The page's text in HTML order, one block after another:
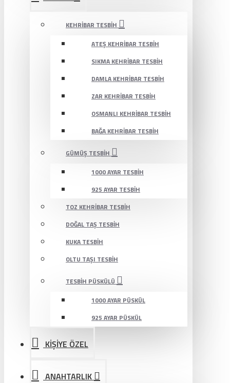
KEHRIBAR TESBIH
ATEŞ KEHRIBAR TESBIH
SIKMA KEHRIBAR TESBIH
DAMLA KEHRIBAR TESBIH
ZAR KEHRIBAR TESBIH
OSMANLI KEHRIBAR TESBIH
BAĞA KEHRIBAR TESBIH
GÜMÜŞ TESBIH
1000 AYAR TESBIH
925 AYAR TESBIH
TOZ KEHRIBAR TESBIH
DOĞAL TAŞ TESBIH
KUKA TESBIH
OLTU TAŞI TESBIH
TESBIH PÜSKÜLÜ
1000 AYAR PÜSKÜL
925 AYAR PÜSKÜL
KİŞİYE ÖZEL
ANAHTARLIK